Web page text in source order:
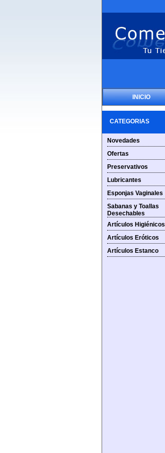
INICIO
CATEGORIAS
Novedades
Ofertas
Preservativos
Lubricantes
Esponjas Vaginales
Sabanas y Toallas
Desechables
Artículos Higiénicos
Artículos Eróticos
Artículos Estanco